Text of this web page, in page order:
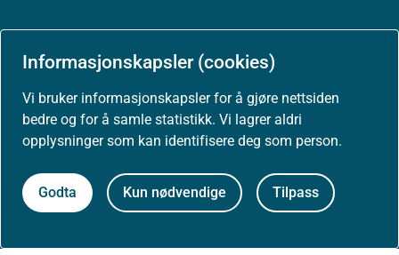
Informasjonskapsler (cookies)
Vi bruker informasjonskapsler for å gjøre nettsiden
bedre og for å samle statistikk. Vi lagrer aldri
opplysninger som kan identifisere deg som person.
Godta Kun nødvendige Tilpass
Personvernerklæring
Tilgjengelighetserklæring (uustatus.no)
Nyhetsvarsel og abonnement